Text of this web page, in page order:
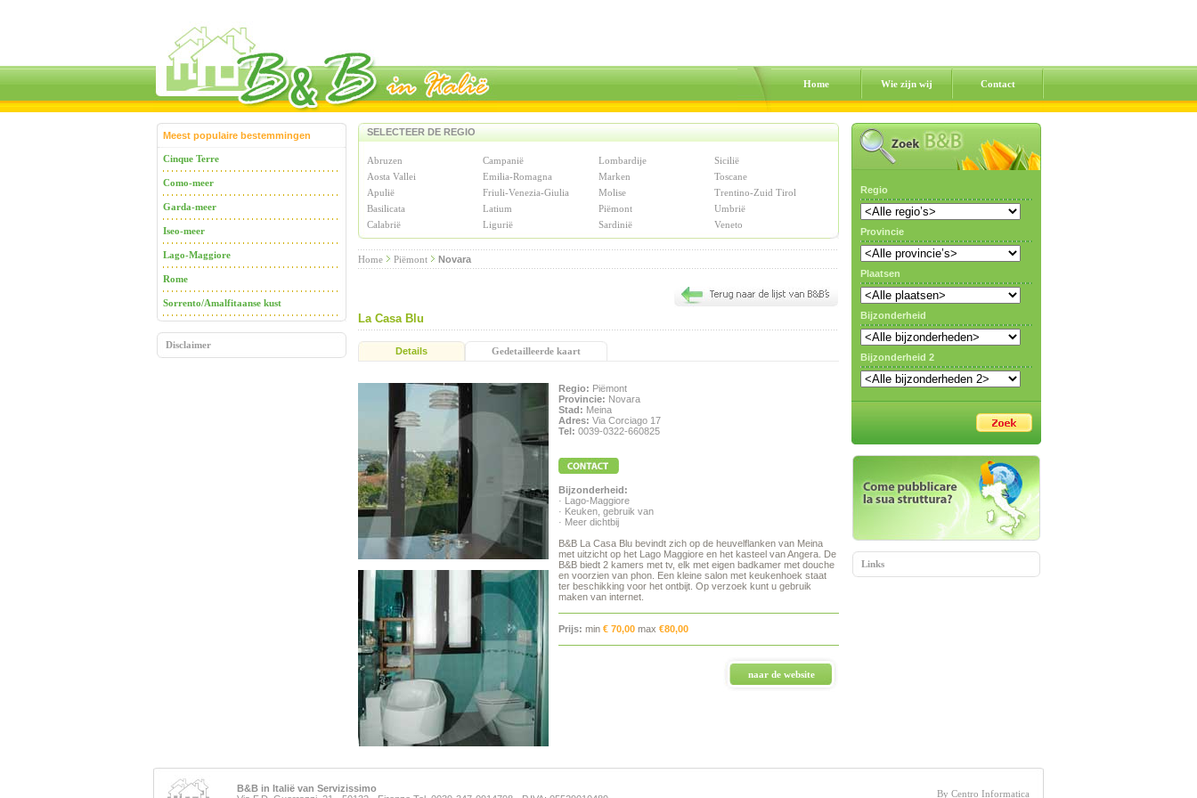
Home Wie zijn wij Contact
Meest populaire bestemmingen
Cinque Terre
Como-meer
Garda-meer
Iseo-meer
Lago-Maggiore
Rome
Sorrento/Amalfitaanse kust
Disclaimer
SELECTEER DE REGIO
Abruzen Campanië Lombardije
Sicilië
Aosta Vallei
Emilia-Romagna Marken
Toscane
Apulië
Friuli-Venezia-Giulia Molise
Trentino-Zuid Tirol
Basilicata
Latium Piëmont
Umbrië
Calabrië
Ligurië Sardinië Veneto
Home Piëmont Novara
La Casa Blu
Details Gedetailleerde kaart
Regio: Piëmont
Provincie: Novara
Stad: Meina
Adres: Via Corciago 17
Tel: 0039-0322-660825
Bijzonderheid:
· Lago-Maggiore
· Keuken, gebruik van
· Meer dichtbij
B&B La Casa Blu bevindt zich op de heuvelflanken van Meina
met uitzicht op het Lago Maggiore en het kasteel van Angera. De
B&B biedt 2 kamers met tv, elk met eigen badkamer met douche
en voorzien van phon. Een kleine salon met keukenhoek staat
ter beschikking voor het ontbijt. Op verzoek kunt u gebruik
maken van internet.
Prijs: min € 70,00 max €80,00
naar de website
Regio
Provincie
Plaatsen
Bijzonderheid
Bijzonderheid 2
Links
B&B in Italië van Servizissimo
By Centro Informatica